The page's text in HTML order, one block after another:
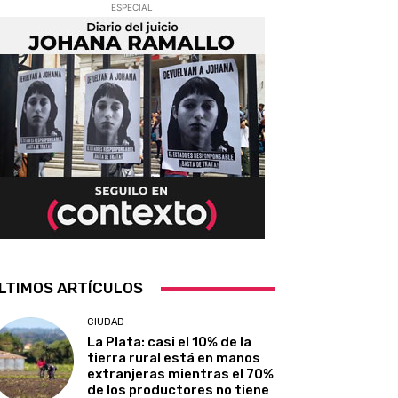
ESPECIAL
ARTÍCULOS
CIUDAD
La Plata: casi el 10% de la
tierra rural está en manos
extranjeras mientras el 70%
de los productores no tiene